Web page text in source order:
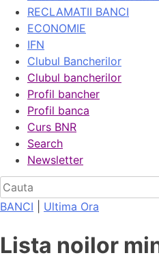
RECLAMATII BANCI
ECONOMIE
IFN
Clubul Bancherilor
Clubul bancherilor
Profil bancher
Profil banca
Curs BNR
Search
Newsletter
BANCI Ultima Ora
Lista noilor